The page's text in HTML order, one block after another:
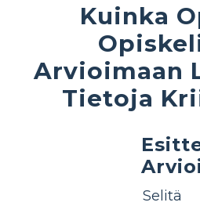
Kuinka
Arvioimaan
Tietoja